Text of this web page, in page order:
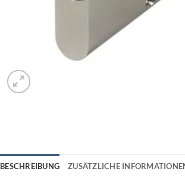
BESCHREIBUNG ZUSÄTZLICHE